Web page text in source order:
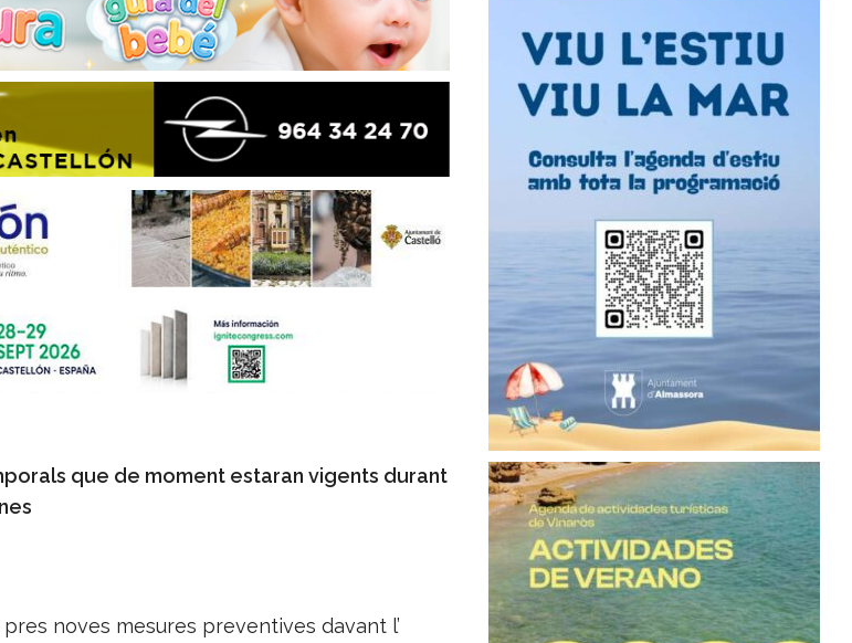
que de moment estaran vigents durant
pres noves mesures preventives davant l’